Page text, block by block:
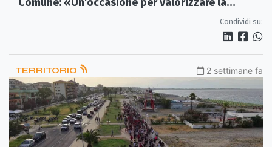
Condividi su:
TERRITORIO 2 settimane fa